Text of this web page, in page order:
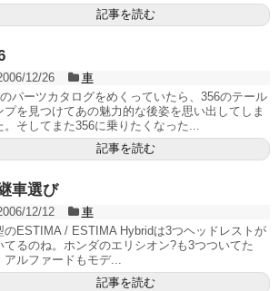
記事を読む
12/26
車
パーツカタログをめくっていたら、356のテール
プを見つけてあの魅力的な後姿を思い出してしま
。そしてまた356に乗りたくなった...
記事を読む
車選び
12/12
車
のESTIMA / ESTIMA Hybridは3つヘッドレストが
てるのね。ホンダのエリシオン?も3つついてた
アルファードもモデ...
記事を読む